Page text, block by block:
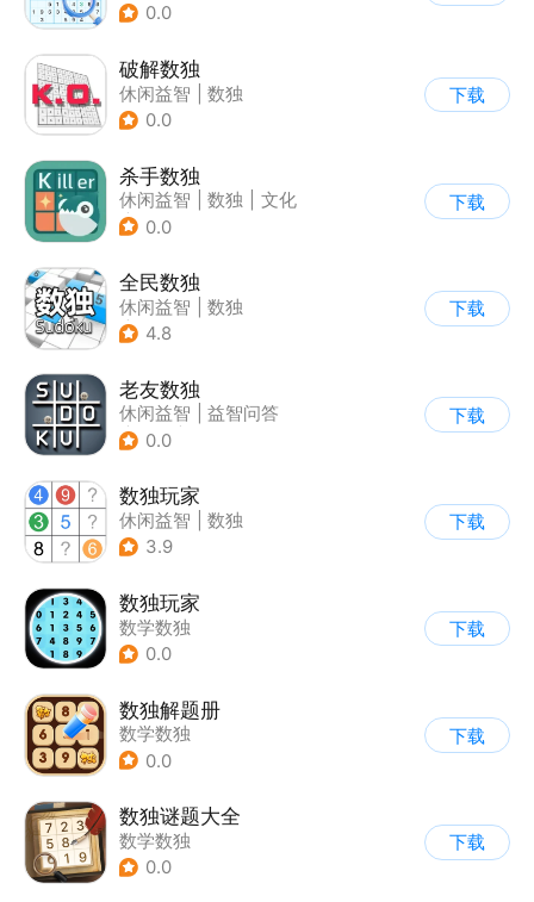
0.0
破解数独
休闲益智
数独
0.0
下载
杀手数独
休闲益智 数独
文化
| 学习教育
0.0
下载
全民数独
休闲益智
数独
| 学习教育
4.8
下载
老友数独
休闲益智
益智问答
| 推理
0.0
下载
数独玩家
休闲益智
数独
3.9
下载
数独玩家
数学数独
0.0
下载
数独解题册
数学数独
0.0
下载
数独谜题大全
数学数独
0.0
下载